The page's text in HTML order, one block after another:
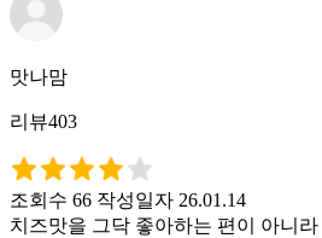
맛나맘
리뷰403
조회수 66 작성일자 26.01.14
치즈맛을 그닥 좋아하는 편이 아니